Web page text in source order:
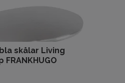
skålar Living